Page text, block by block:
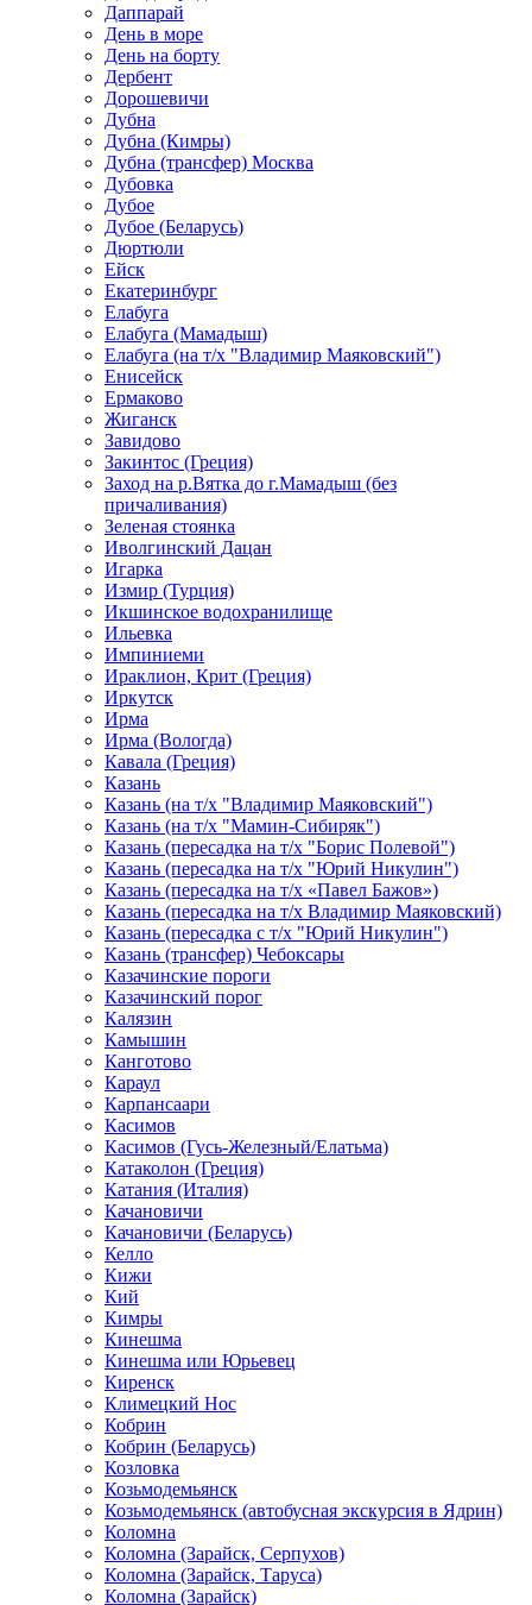
Даппарай
День в море
День на борту
Дербент
Дорошевичи
Дубна
Дубна (Кимры)
Дубна (трансфер) Москва
Дубовка
Дубое
Дубое (Беларусь)
Дюртюли
Ейск
Екатеринбург
Елабуга
Елабуга (Мамадыш)
Елабуга (на т/х "Владимир Маяковский")
Енисейск
Ермаково
Жиганск
Завидово
Закинтос (Греция)
Заход на р.Вятка до г.Мамадыш (без
причаливания)
Зеленая стоянка
Иволгинский Дацан
Игарка
Измир (Турция)
Икшинское водохранилище
Ильевка
Импиниеми
Ираклион, Крит (Греция)
Иркутск
Ирма
Ирма (Вологда)
Кавала (Греция)
Казань
Казань (на т/х "Владимир Маяковский")
Казань (на т/х "Мамин-Сибиряк")
Казань (пересадка на т/х "Борис Полевой")
Казань (пересадка на т/х "Юрий Никулин")
Казань (пересадка на т/х «Павел Бажов»)
Казань (пересадка на т/х Владимир Маяковский)
Казань (пересадка с т/х "Юрий Никулин")
Казань (трансфер) Чебоксары
Казачинские пороги
Казачинский порог
Калязин
Камышин
Канготово
Караул
Карпансаари
Касимов
Касимов (Гусь-Железный/Елатьма)
Катаколон (Греция)
Катания (Италия)
Качановичи
Качановичи (Беларусь)
Келло
Кижи
Кий
Кимры
Кинешма
Кинешма или Юрьевец
Киренск
Климецкий Нос
Кобрин
Кобрин (Беларусь)
Козловка
Козьмодемьянск
Козьмодемьянск (автобусная экскурсия в Ядрин)
Коломна
Коломна (Зарайск, Серпухов)
Коломна (Зарайск, Таруса)
Коломна (Зарайск)